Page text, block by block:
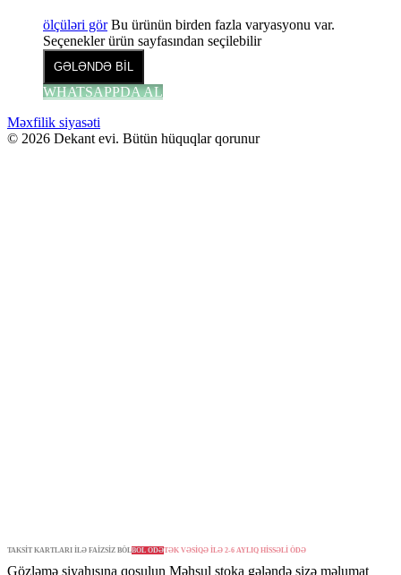
ölçüləri gör Bu ürünün birden fazla varyasyonu var.
Seçenekler ürün sayfasından seçilebilir
GƏLƏNDƏ BİL
WHATSAPPDA AL
Məxfilik siyasəti
© 2026 Dekant evi. Bütün hüquqlar qorunur
TAKSİT KARTLARI İLƏ FAİZSİZ BÖLBÖL ÖDƏTƏK VƏSİQƏ İLƏ 2-6 AYLIQ HİSSƏLİ ÖDƏ
Gözləmə siyahısına qoşulun Məhsul stoka gələndə sizə məlumat